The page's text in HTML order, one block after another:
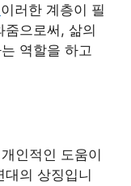
이러한 계층이 필
줌으로써, 삶의
역할을 하고
인적인 도움이
의 상징입니